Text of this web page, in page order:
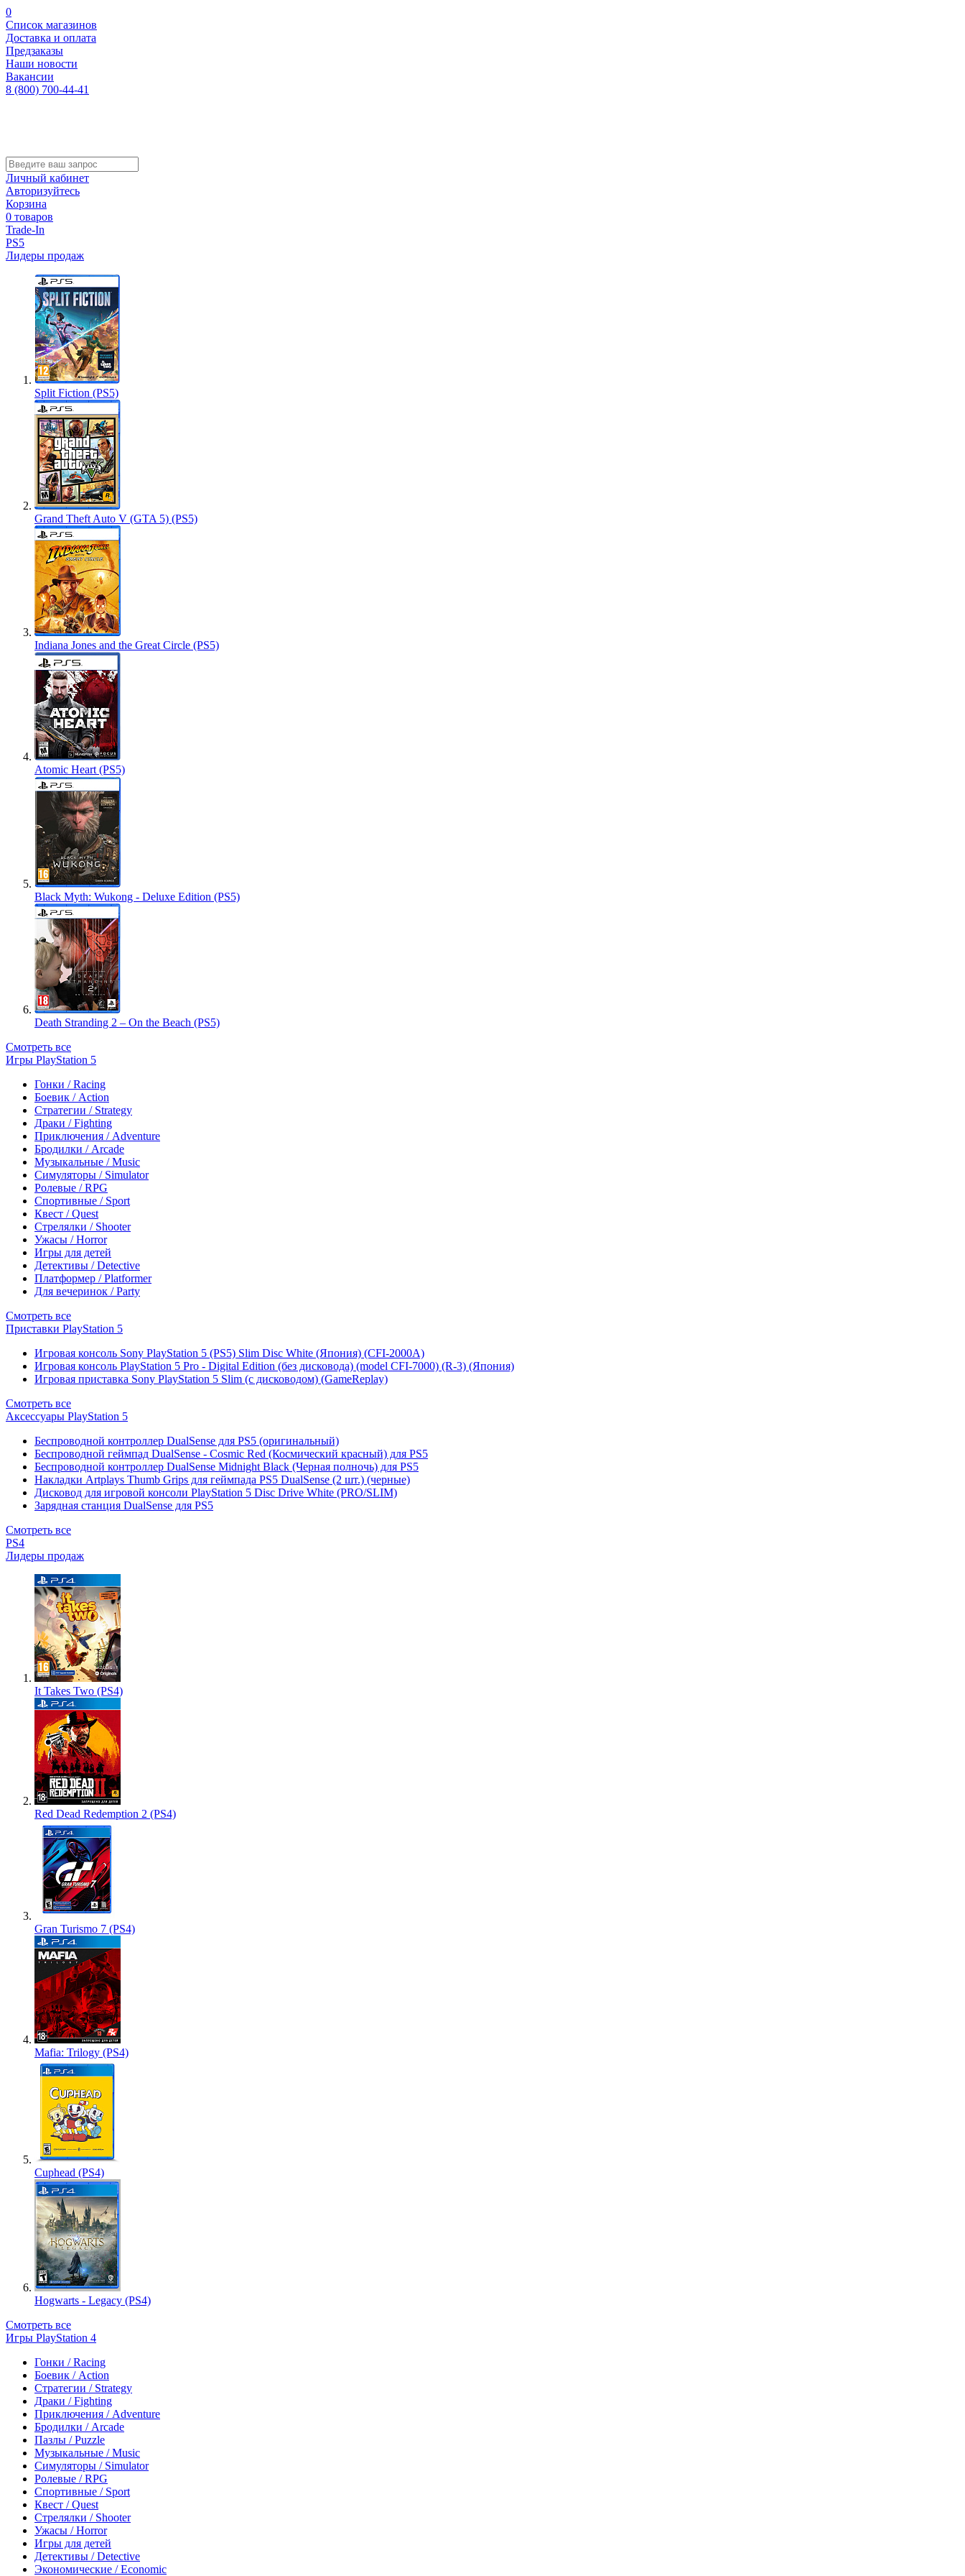
0
Список магазинов
Доставка и оплата
Предзаказы
Наши новости
Вакансии
8 (800) 700-44-41
Личный кабинет
Авторизуйтесь
Корзина
0 товаров
Trade-In
PS5
Лидеры продаж
Split Fiction (PS5)
Grand Theft Auto V (GTA 5) (PS5)
Indiana Jones and the Great Circle (PS5)
Atomic Heart (PS5)
Black Myth: Wukong - Deluxe Edition (PS5)
Death Stranding 2 – On the Beach (PS5)
Смотреть все
Игры PlayStation 5
Гонки / Racing
Боевик / Action
Стратегии / Strategy
Драки / Fighting
Приключения / Adventure
Бродилки / Arcade
Музыкальные / Music
Симуляторы / Simulator
Ролевые / RPG
Спортивные / Sport
Квест / Quest
Стрелялки / Shooter
Ужасы / Horror
Игры для детей
Детективы / Detective
Платформер / Platformer
Для вечеринок / Party
Смотреть все
Приставки PlayStation 5
Игровая консоль Sony PlayStation 5 (PS5) Slim Disc White (Япония) (CFI-2000A)
Игровая консоль PlayStation 5 Pro - Digital Edition (без дисковода) (model CFI-7000) (R-3) (Япония)
Игровая приставка Sony PlayStation 5 Slim (с дисководом) (GameReplay)
Смотреть все
Аксессуары PlayStation 5
Беспроводной контроллер DualSense для PS5 (оригинальный)
Беспроводной геймпад DualSense - Cosmic Red (Космический красный) для PS5
Беспроводной контроллер DualSense Midnight Black (Черная полночь) для PS5
Накладки Artplays Thumb Grips для геймпада PS5 DualSense (2 шт.) (черные)
Дисковод для игровой консоли PlayStation 5 Disc Drive White (PRO/SLIM)
Зарядная станция DualSense для PS5
Смотреть все
PS4
Лидеры продаж
It Takes Two (PS4)
Red Dead Redemption 2 (PS4)
Gran Turismo 7 (PS4)
Mafia: Trilogy (PS4)
Cuphead (PS4)
Hogwarts - Legacy (PS4)
Смотреть все
Игры PlayStation 4
Гонки / Racing
Боевик / Action
Стратегии / Strategy
Драки / Fighting
Приключения / Adventure
Бродилки / Arcade
Пазлы / Puzzle
Музыкальные / Music
Симуляторы / Simulator
Ролевые / RPG
Спортивные / Sport
Квест / Quest
Стрелялки / Shooter
Ужасы / Horror
Игры для детей
Детективы / Detective
Экономические / Economic